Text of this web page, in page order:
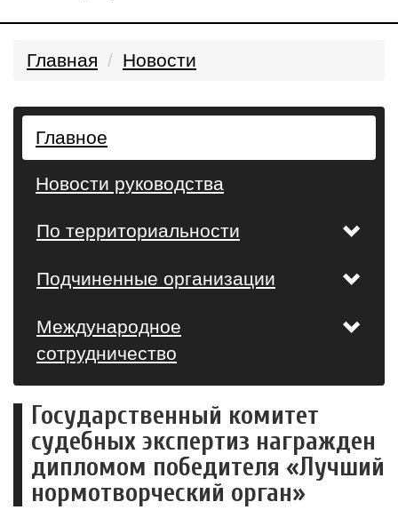
Главная Новости
Главное
Новости руководства
По территориальности
Подчиненные организации
Международное
сотрудничество
Государственный комитет
судебных экспертиз награжден
дипломом победителя «Лучший
нормотворческий орган»